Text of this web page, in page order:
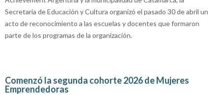
Secretaría de Educación y Cultura organizó el pasado 30 de abril un
acto de reconocimiento a las escuelas y docentes que formaron
parte de los programas de la organización.
Comenzó la segunda cohorte 2026 de Mujeres
Emprendedoras